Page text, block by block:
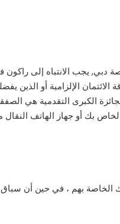
يجب الانتباه إلى راكون
الائتمان الإلزامية أو
الكبرى التقدمية هي
بهم ، في حين أن سباق